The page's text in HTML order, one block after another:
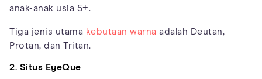
anak-anak usia 5+.
Tiga jenis utama kebutaan warna adalah Deutan,
Protan, dan Tritan.
2. Situs EyeQue